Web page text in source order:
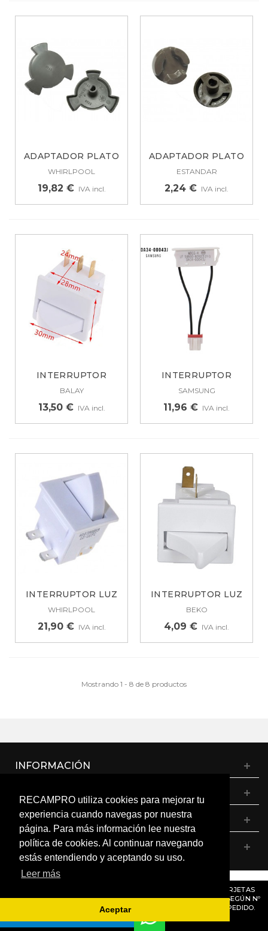
RECAMPRO utiliza cookies para mejorar tu
experiencia cuando navegas por nuestra
página. Para más información lee nuestra
política de cookies. Al continuar navegando
estás entendiendo y aceptando su uso.
Leer más
Aceptar
ADAPTADOR PLATO
MICROONDAS IKEA...
WHIRLPOOL
19,82 € IVA incl.
ADAPTADOR PLATO
MICROONDAS...
ESTANDAR
2,24 € IVA incl.
INTERRUPTOR
PUERTA FRIGO
BALAY
13,50 € IVA incl.
INTERRUPTOR
PUERTA PARA...
SAMSUNG
11,96 € IVA incl.
INTERRUPTOR LUZ
FRIGORIFICO...
WHIRLPOOL
21,90 € IVA incl.
INTERRUPTOR LUZ
INTERIOR...
BEKO
4,09 € IVA incl.
Mostrando 1 - 8 de 8 productos
: RECORDAMOS QUE MÓDULOS, PROGRAMADORES Y TARJETAS
ELECTRÓNICAS DENTRO DEL MISMO MODELO PUEDEN VARIAR SEGÚN Nº
DE SERIE O VERSIÓN. CONSÚLTANOS ANTES DE REALIZAR UN PEDIDO.
INFORMACIÓN
MI CUENTA
CONTÁCTANOS